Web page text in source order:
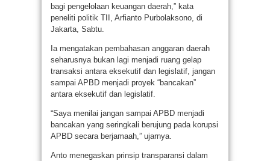
bagi pengelolaan keuangan daerah,” kata
peneliti politik TII, Arfianto Purbolaksono, di
Jakarta, Sabtu.
Ia mengatakan pembahasan anggaran daerah
seharusnya bukan lagi menjadi ruang gelap
transaksi antara eksekutif dan legislatif, jangan
sampai APBD menjadi proyek “bancakan”
antara eksekutif dan legislatif.
“Saya menilai jangan sampai APBD menjadi
bancakan yang seringkali berujung pada korupsi
APBD secara berjamaah,” ujarnya.
Anto menegaskan prinsip transparansi dalam